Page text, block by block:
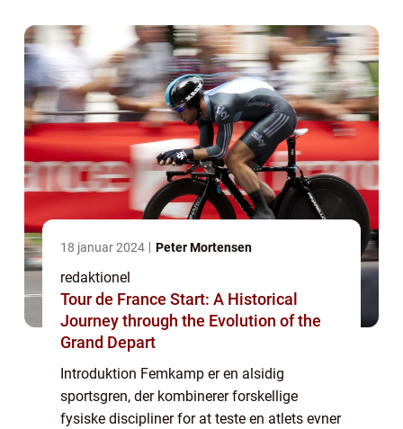
s...
18 januar 2024 Peter Mortensen
redaktionel
Tour de France Start: A Historical
Journey through the Evolution of the
Grand Depart
Introduktion Femkamp er en alsidig
sportsgren, der kombinerer forskellige
fysiske discipliner for at teste en atlets evner